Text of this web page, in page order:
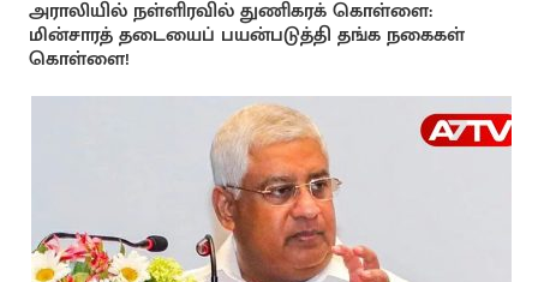
அராலியில் நள்ளிரவில் துணிகரக் கொள்ளை:
மின்சாரத் தடையைப் பயன்படுத்தி தங்க நகைகள்
கொள்ளை!